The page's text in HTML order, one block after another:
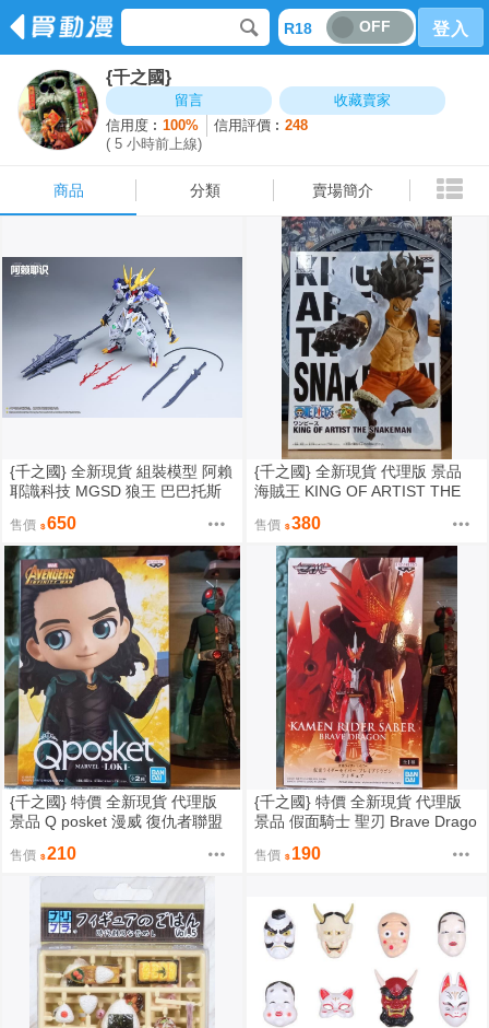
R18 OFF 登入
{千之國}
留言
收藏賣家
信用度︰100% 信用評價︰248
( 5 小時前上線)
商品 分類 賣場簡介
{千之國} 全新現貨 組裝模型 阿賴
耶識科技 MGSD 狼王 巴巴托斯
售價 650
{千之國} 全新現貨 代理版 景品
海賊王 KING OF ARTIST THE
售價 380
{千之國} 特價 全新現貨 代理版
景品 Q posket 漫威 復仇者聯盟
售價 210
{千之國} 特價 全新現貨 代理版
景品 假面騎士 聖刃 Brave Drago
售價 190
商品